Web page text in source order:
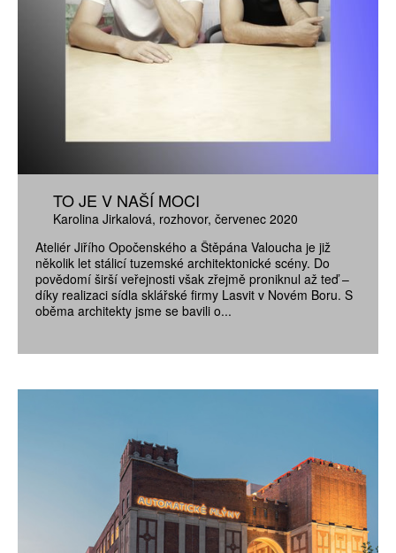
TO JE V NAŠÍ MOCI
Karolina Jirkalová rozhovor červenec 2020
Ateliér Jiřího Opočenského a Štěpána Valoucha je již
několik let stálicí tuzemské architektonické scény. Do
povědomí širší veřejnosti však zřejmě proniknul až teď –
díky realizaci sídla sklářské firmy Lasvit v Novém Boru. S
oběma architekty jsme se bavili o...